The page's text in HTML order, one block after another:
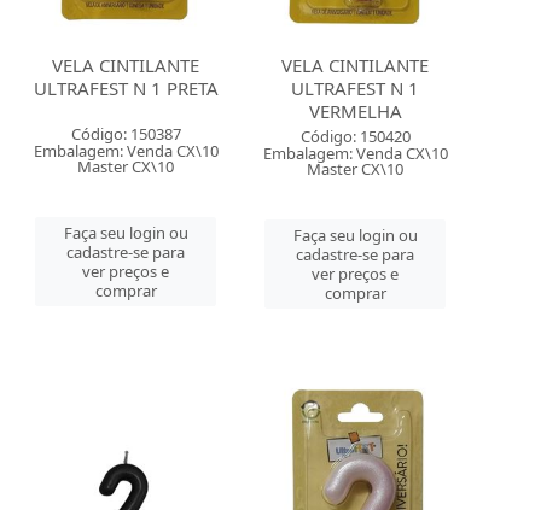
VELA CINTILANTE
ULTRAFEST N 1 PRETA
Código: 150387
Embalagem: Venda CX\10
Master CX\10
Faça seu login ou
cadastre-se para
ver preços e
comprar
VELA CINTILANTE
ULTRAFEST N 1
VERMELHA
Código: 150420
Embalagem: Venda CX\10
Master CX\10
Faça seu login ou
cadastre-se para
ver preços e
comprar